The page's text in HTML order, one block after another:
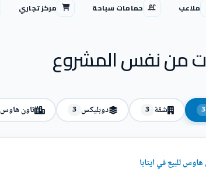
ملاعب حمامات سباحة مركز تجاري
من نفس المشروع
3 شقة 3 دوبليكس 3 تاون هاوس
للبيع في ايتابا